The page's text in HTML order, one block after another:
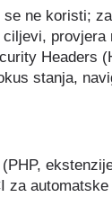
ne koristi;
Headers
stanja,
za